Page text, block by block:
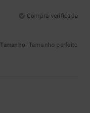
Compra verificada
Tamanho: Tamanho perfeito